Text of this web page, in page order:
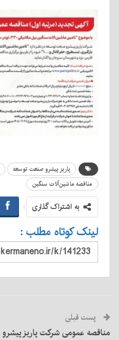
پاریز پیشرو صنعت توسعه
مناقصه ماشین‌آلات سنگین
به اشتراک گذاری
لینک کوتاه مطلب :
پست قبلی
مناقصه عمومی شرکت پاریز پیشرو